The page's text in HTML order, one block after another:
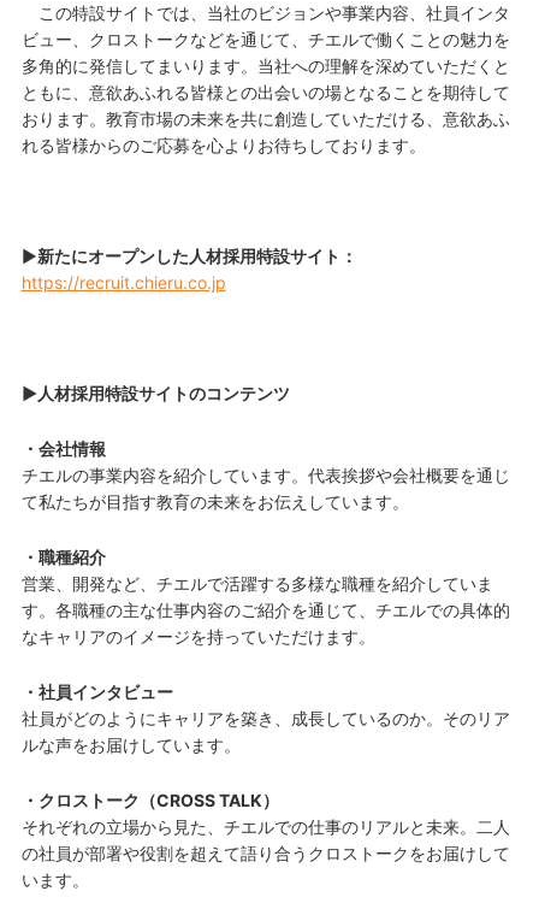
この特設サイトでは、当社のビジョンや事業内容、社員インタ
ビュー、クロストークなどを通じて、チエルで働くことの魅力を
多角的に発信してまいります。当社への理解を深めていただくと
ともに、意欲あふれる皆様との出会いの場となることを期待して
おります。教育市場の未来を共に創造していただける、意欲あふ
れる皆様からのご応募を心よりお待ちしております。
▶新たにオープンした人材採用特設サイト：
https://recruit.chieru.co.jp
▶人材採用特設サイトのコンテンツ
・会社情報
チエルの事業内容を紹介しています。代表挨拶や会社概要を通じ
て私たちが目指す教育の未来をお伝えしています。
・職種紹介
営業、開発など、チエルで活躍する多様な職種を紹介していま
す。各職種の主な仕事内容のご紹介を通じて、チエルでの具体的
なキャリアのイメージを持っていただけます。
・社員インタビュー
社員がどのようにキャリアを築き、成長しているのか。そのリア
ルな声をお届けしています。
・クロストーク（CROSS TALK）
それぞれの立場から見た、チエルでの仕事のリアルと未来。二人
の社員が部署や役割を超えて語り合うクロストークをお届けして
います。